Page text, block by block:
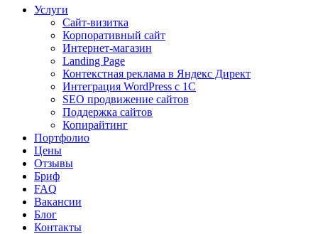
Услуги
Сайт-визитка
Корпоративный сайт
Интернет-магазин
Landing Page
Контекстная реклама в Яндекс Директ
Интеграция WordPress c 1C
SEO продвижение сайтов
Поддержка сайтов
Копирайтинг
Портфолио
Цены
Отзывы
Бриф
FAQ
Вакансии
Блог
Контакты